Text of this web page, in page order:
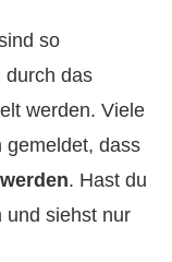
so
durch das
werden. Viele
gemeldet, dass
. Hast du
und siehst nur